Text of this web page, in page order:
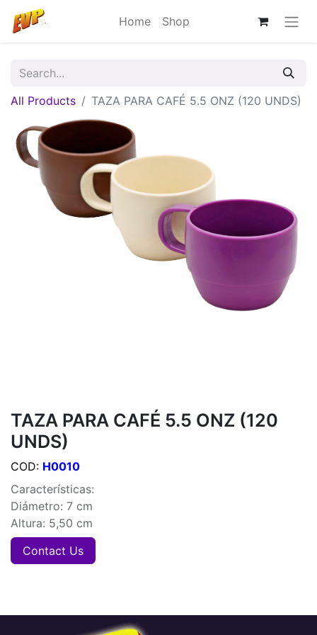
Home Shop
All Products TAZA PARA CAFÉ 5.5 ONZ (120 UNDS)
TAZA PARA CAFÉ 5.5 ONZ (120
UNDS)
COD: H0010
Características:
Diámetro: 7 cm
Altura: 5,50 cm
Contact Us